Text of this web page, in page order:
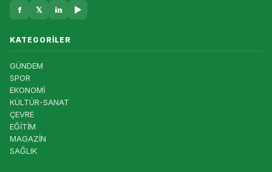
f 𝕏 in ▶
KATEGORILER
GÜNDEM
SPOR
EKONOMİ
KÜLTÜR-SANAT
ÇEVRE
EĞİTİM
MAGAZİN
SAĞLIK